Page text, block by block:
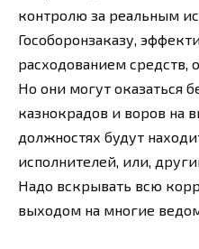
контролю за реальным
Гособоронзаказу,
расходованием средств,
Но они могут оказаться
казнокрадов и воров на
должностях будут
исполнителей, или,
Надо вскрывать всю
выходом на многие